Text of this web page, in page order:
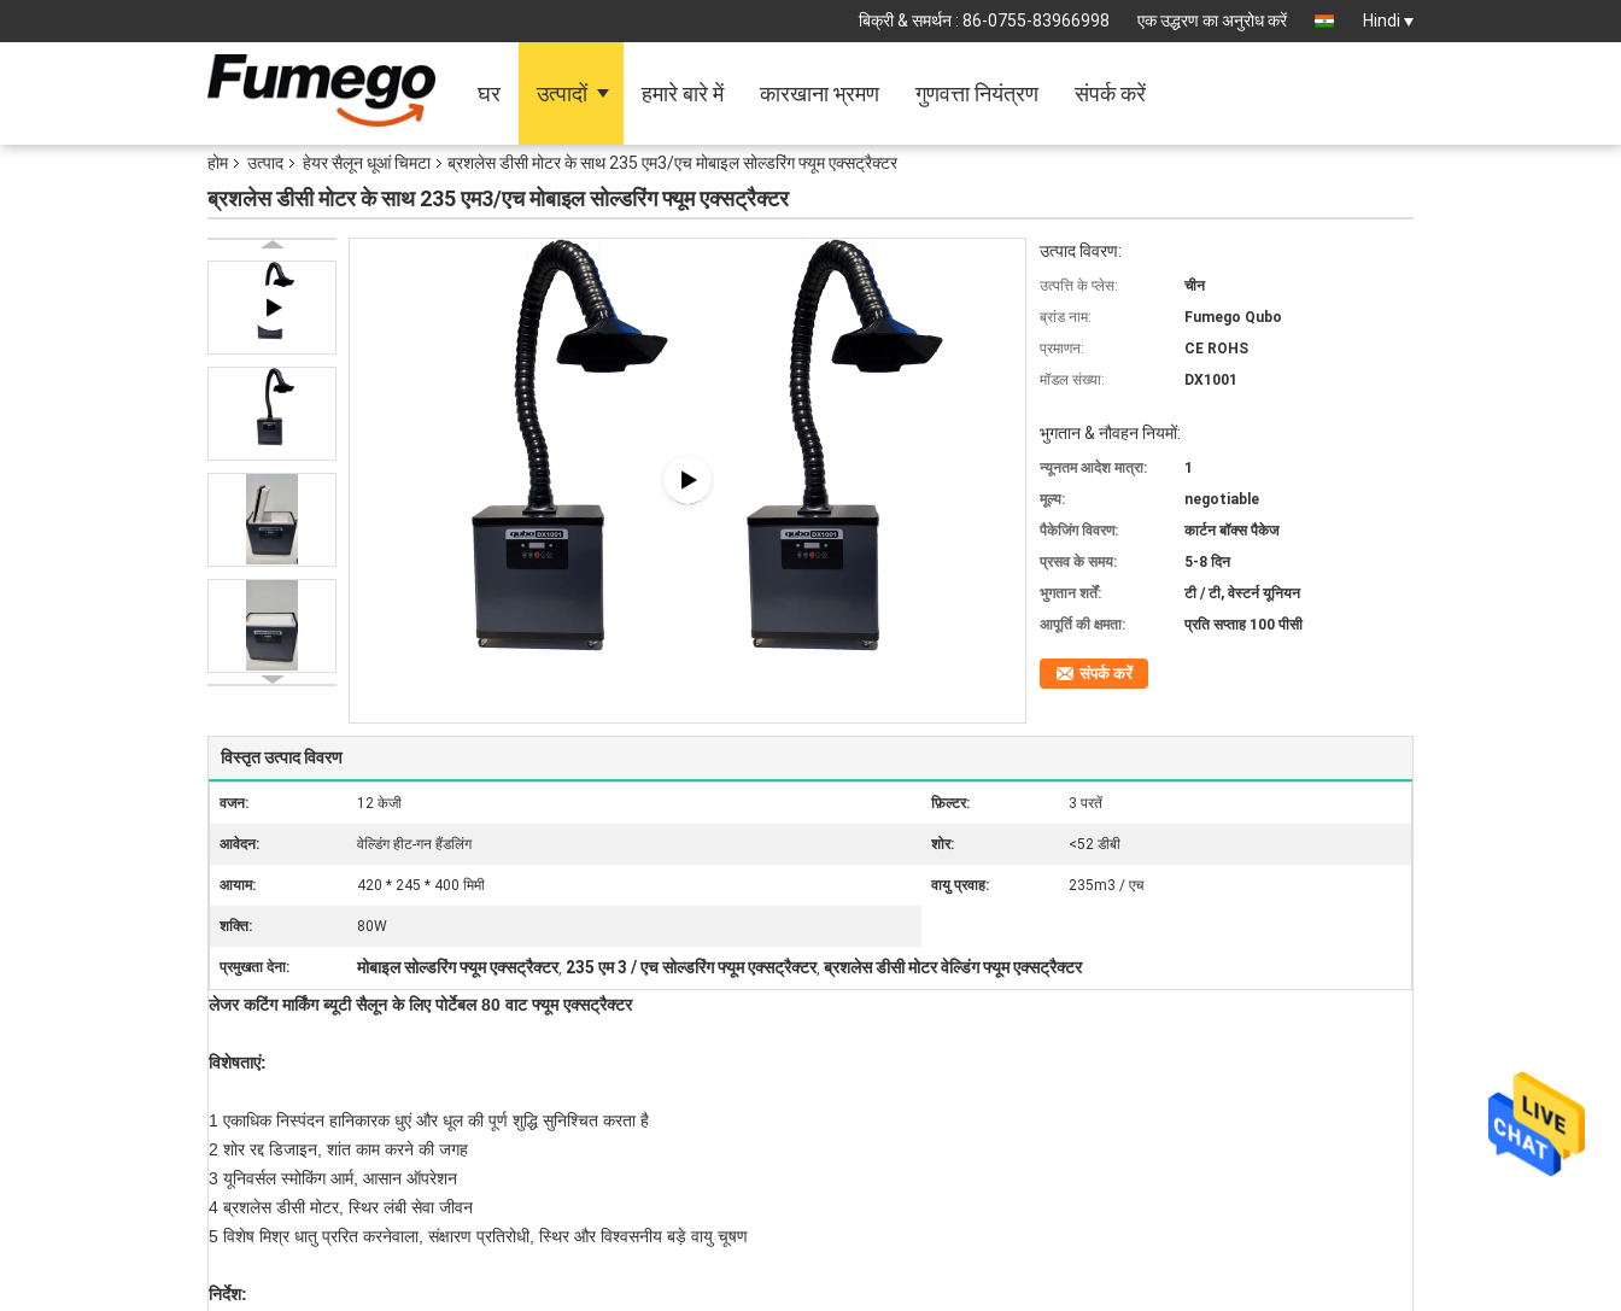
बिक्री & समर्थन : 86-0755-83966998 एक उद्धरण का अनुरोध करें Hindi
घर उत्पादों हमारे बारे में कारखाना भ्रमण गुणवत्ता नियंत्रण संपर्क करें
होम उत्पाद हेयर सैलून धूआं चिमटा ब्रशलेस डीसी मोटर के साथ 235 एम3/एच मोबाइल सोल्डरिंग फ्यूम एक्सट्रैक्टर
ब्रशलेस डीसी मोटर के साथ 235 एम3/एच मोबाइल सोल्डरिंग फ्यूम एक्सट्रैक्टर
उत्पाद विवरण:
उत्पत्ति के प्लेस:
चीन
ब्रांड नाम:
Fumego Qubo
प्रमाणन:
CE ROHS
मॉडल संख्या:
DX1001
भुगतान & नौवहन नियमों:
न्यूनतम आदेश मात्रा:
1
मूल्य:
negotiable
पैकेजिंग विवरण:
कार्टन बॉक्स पैकेज
प्रसव के समय:
5-8 दिन
भुगतान शर्तें:
टी / टी, वेस्टर्न यूनियन
आपूर्ति की क्षमता:
प्रति सप्ताह 100 पीसी
संपर्क करें
विस्तृत उत्पाद विवरण
वजन: 12 केजी फ़िल्टर: 3 परतें
आवेदन: वेल्डिंग हीट-गन हैंडलिंग शोर: <52 डीबी
आयाम: 420 * 245 * 400 मिमी वायु प्रवाह: 235m3 / एच
शक्ति: 80W
प्रमुखता देना: मोबाइल सोल्डरिंग फ्यूम एक्सट्रैक्टर, 235 एम 3 / एच सोल्डरिंग फ्यूम एक्सट्रैक्टर,ब्रशलेस डीसी मोटर वेल्डिंग फ्यूम एक्सट्रैक्टर
लेजर कटिंग मार्किंग ब्यूटी सैलून के लिए पोर्टेबल 80 वाट फ्यूम एक्सट्रैक्टर
विशेषताएं:
1 एकाधिक निस्पंदन हानिकारक धुएं और धूल की पूर्ण शुद्धि सुनिश्चित करता है
2 शोर रद्द डिजाइन, शांत काम करने की जगह
3 यूनिवर्सल स्मोकिंग आर्म, आसान ऑपरेशन
4 ब्रशलेस डीसी मोटर, स्थिर लंबी सेवा जीवन
5 विशेष मिश्र धातु प्ररित करनेवाला, संक्षारण प्रतिरोधी, स्थिर और विश्वसनीय बड़े वायु चूषण
निर्देश: